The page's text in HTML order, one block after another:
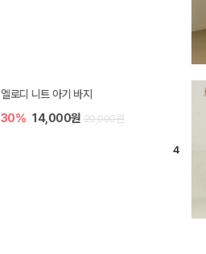
엘로디 니트 아기 바지
30% 14,000원 20,000원